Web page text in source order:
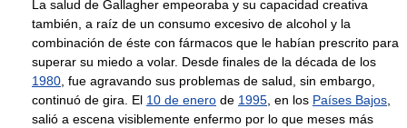
La salud de Gallagher empeoraba y su capacidad creativa
también, a raíz de un consumo excesivo de alcohol y la
combinación de éste con fármacos que le habían prescrito para
superar su miedo a volar. Desde finales de la década de los
1980 , fue agravando sus problemas de salud, sin embargo,
continuó de gira. El 10 de enero de 1995 , en los Países Bajos
salió a escena visiblemente enfermo por lo que meses más